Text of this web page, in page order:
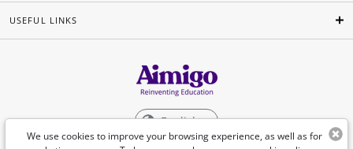
We use cookies to improve your browsing experience, as well as for
USEFUL LINKS
English